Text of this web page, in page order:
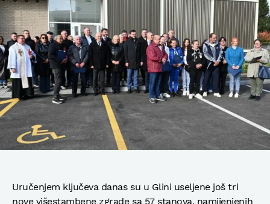
Uručenjem ključeva danas su u Glini useljene još tri
nove višestambene zgrade sa 57 stanova, namijenjenih